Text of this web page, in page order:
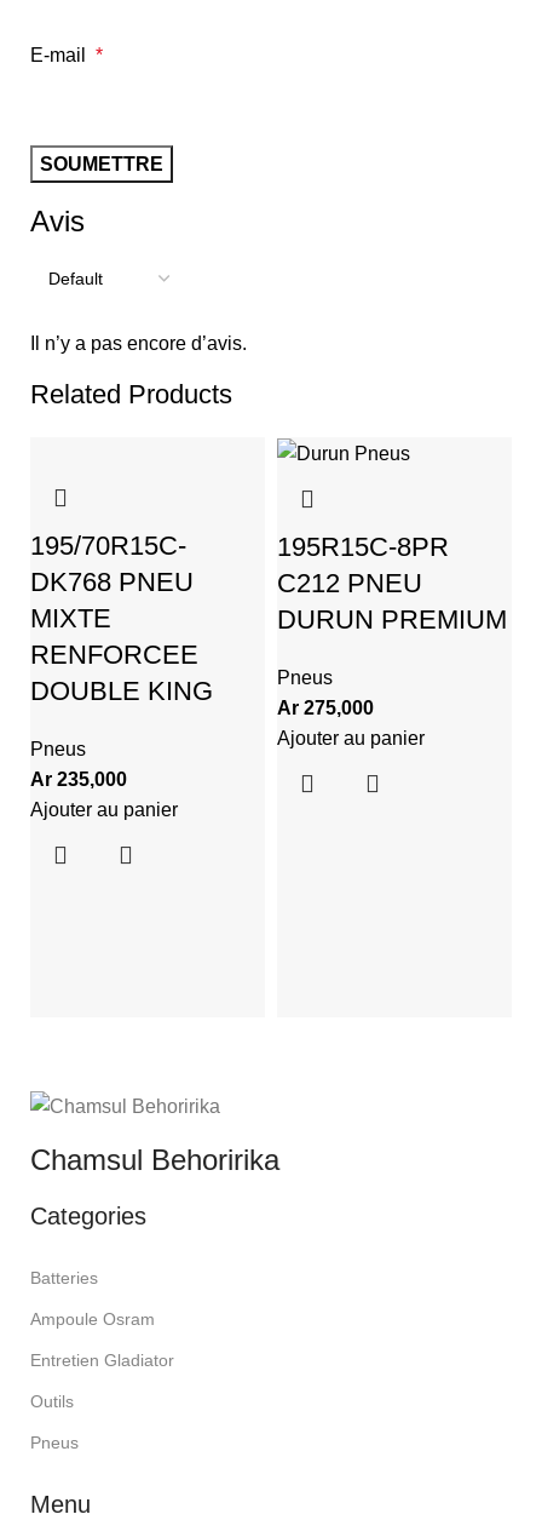
Avis
Il n’y a pas encore d’avis.
E-mail *
Related Products
195/70R15C-
DK768 PNEU
MIXTE
RENFORCEE
DOUBLE KING
Pneus
Ar 235,000
Ajouter au panier
195R15C-8PR
C212 PNEU
DURUN PREMIUM
Pneus
Ar 275,000
Ajouter au panier
Chamsul Behoririka
Categories
Batteries
Ampoule Osram
Entretien Gladiator
Outils
Pneus
Menu